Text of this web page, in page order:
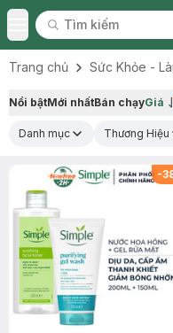
Toggle Menu
Tìm kiếm
Tìm kiếm
Trang chủ Sức Khỏe -
Nổi bậtMới nhấtBán chạyGiá
Danh mục Thương Hiệu
-